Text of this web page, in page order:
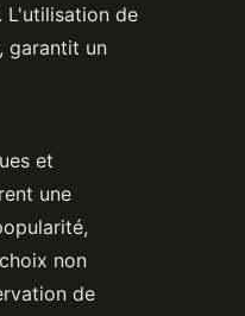
L'utilisation de
garantit un
et
une
non
de